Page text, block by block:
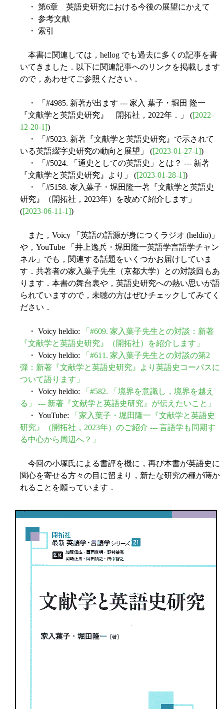
・ 第6章 英語史研究における今後の展望にかえて
・ 参考文献
・ 索引
本書に関連しては，hellog でも過去に多くの記事を書
いてきました．以下に関連記事へのリンクを掲載します
ので，あわせてご参照ください．
・ 「#4985. 新著が出ます --- 家入 葉子・堀田 隆一
『文献学と英語史研究』 開拓社，2022年．」 ([2022-
12-20-1])
・ 「#5023. 新著『文献学と英語史研究』で示されて
いる英語綴字史研究の動向と展望」 ([2023-01-27-1])
・ 「#5024. 「通史としての英語史」とは？ --- 新著
『文献学と英語史研究』より」 ([2023-01-28-1])
・ 「#5158. 家入葉子・堀田隆一著『文献学と英語史
研究』（開拓社，2023年）を改めて紹介します」
([2023-06-11-1])
また，Voicy 「英語の語源が身につくラジオ (heldio)」
や，YouTube 「井上逸兵・堀田隆一英語学言語学チャン
ネル」でも，関連する話題をいくつかお届けしていま
す．共著者の家入葉子先生（京都大学）との対談回もあ
ります．本書の舞台裏や，英語史研究への熱い思いが語
られていますので，未聴の方はぜひチェックしてみてく
ださい．
・ Voicy heldio:
「#609. 家入葉子先生との対談：新著
『文献学と英語史研究』（開拓社）を紹介します」
・ Voicy heldio:
「#611. 家入葉子先生との対談の第2
弾：新著『文献学と英語史研究』より英語史コーパスに
ついて語ります」
・ Voicy heldio:
「#582. 「境界を意識し，境界を越え
る」 --- 新著『文献学と英語史研究』が伝えたいこと」
・ YouTube:
「家入葉子・堀田隆一『文献学と英語史
研究』（開拓社，2023年）のご紹介 --- 言語学も同期す
る中心から周辺へ？」
今回の小塚氏による書評を機に，再び本書が英語史に
関心を寄せる方々の目に留まり，新たな研究の種が蒔か
れることを願っています．